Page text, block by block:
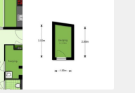
de Eigenaar
de Eigenaar